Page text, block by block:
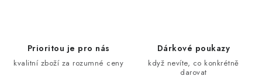
Prioritou je pro nás
kvalitní zboží za rozumné ceny
Dárkové poukazy
když nevíte, co konkrétně
darovat